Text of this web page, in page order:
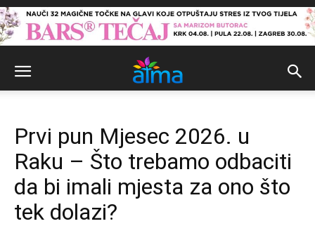
Prvi pun Mjesec 2026. u
Raku – Što trebamo odbaciti
da bi imali mjesta za ono što
tek dolazi?